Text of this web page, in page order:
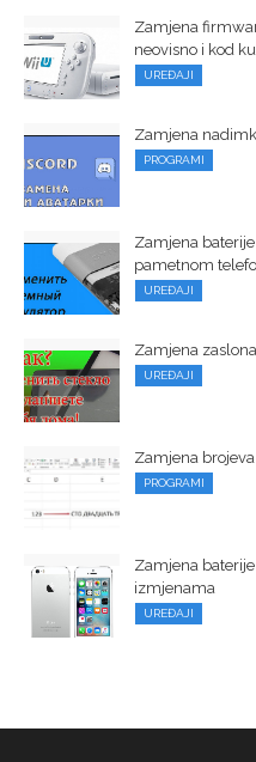
Zamjena
neovisno i kod
UREĐAJI
Zamjena
PROGRAMI
Zamjena
pametnom
UREĐAJI
Zamjena
UREĐAJI
Zamjena
PROGRAMI
Zamjena
izmjenama
UREĐAJI